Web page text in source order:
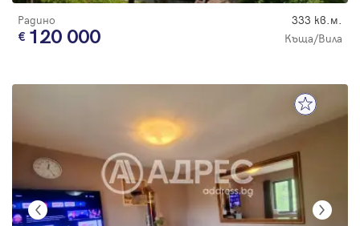
Радино 333 кв.м.
120 000 Къща/Вила